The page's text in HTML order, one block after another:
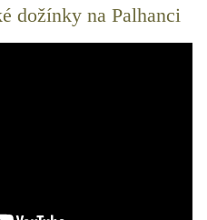
dožínky na Palhanci